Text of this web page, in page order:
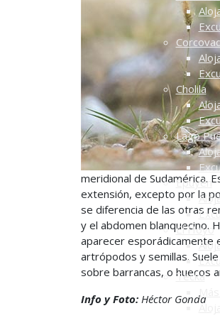
Cholila
Lago
Epuyén
El Hoyo
Tecka
meridional de Sudamérica.
extensión, excepto por la
se diferencia de las otras
y el abdomen blanquecino.
aparecer esporádicamente
artrópodos y semillas.
sobre barrancas, o huecos
Info y Foto: Héctor Gonda